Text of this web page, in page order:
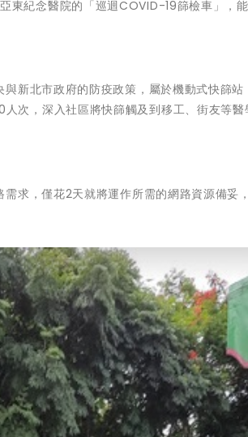
東紀念醫院的「巡迴COVID-19篩檢車」，
新北市政府的防疫政策，屬於機動式快篩
次，深入社區將快篩觸及到移工、街友等
求，僅花2天就將運作所需的網路資源備妥